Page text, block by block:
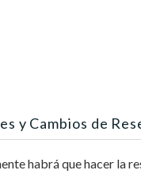
y Cambios de
habrá que hacer la